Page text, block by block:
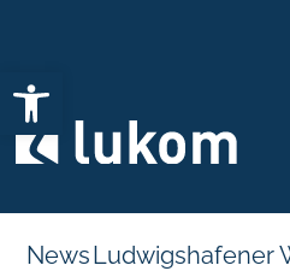
Open toolbar
NewsLudwigshafener